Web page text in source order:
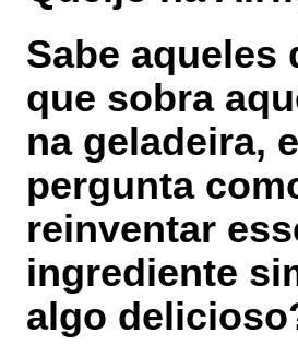
Sabe aqueles
que sobra
na geladeira,
pergunta
reinventar
ingrediente
algo